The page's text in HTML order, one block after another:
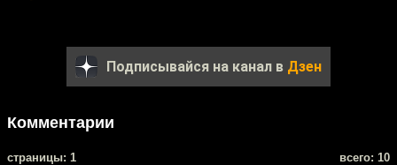
Подписывайся на канал в Дзен
Комментарии
cтраницы: 1 всего: 10